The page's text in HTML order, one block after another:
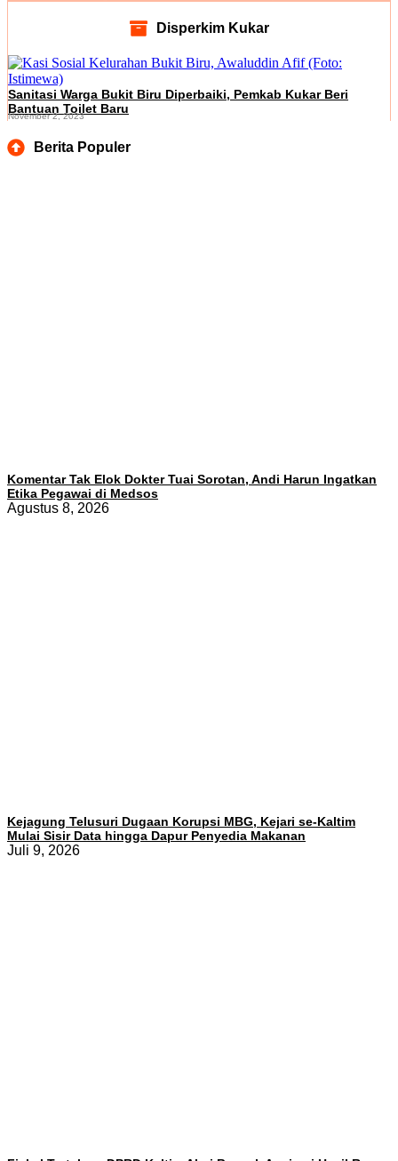
Disperkim Kukar
Sanitasi Warga Bukit Biru Diperbaiki, Pemkab Kukar Beri
Bantuan Toilet Baru
November 2, 2023
Berita Populer
Komentar Tak Elok Dokter Tuai Sorotan, Andi Harun Ingatkan
Etika Pegawai di Medsos
Agustus 8, 2026
Kejagung Telusuri Dugaan Korupsi MBG, Kejari se-Kaltim
Mulai Sisir Data hingga Dapur Penyedia Makanan
Juli 9, 2026